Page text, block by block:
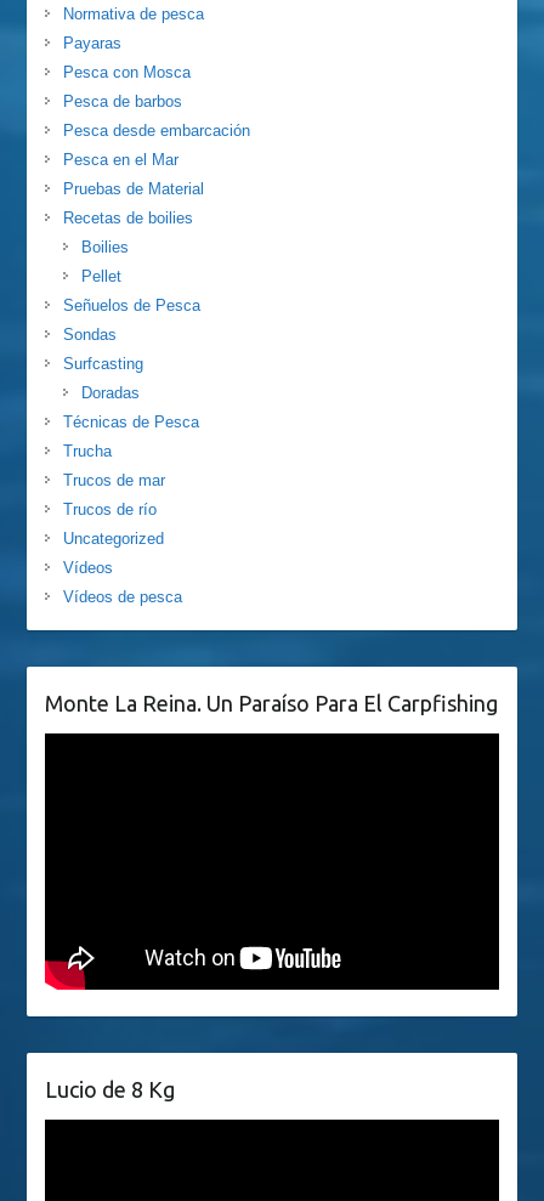
Normativa de pesca
Payaras
Pesca con Mosca
Pesca de barbos
Pesca desde embarcación
Pesca en el Mar
Pruebas de Material
Recetas de boilies
Boilies
Pellet
Señuelos de Pesca
Sondas
Surfcasting
Doradas
Técnicas de Pesca
Trucha
Trucos de mar
Trucos de río
Uncategorized
Vídeos
Vídeos de pesca
Monte La Reina. Un Paraíso Para El Carpfishing
Lucio de 8 Kg